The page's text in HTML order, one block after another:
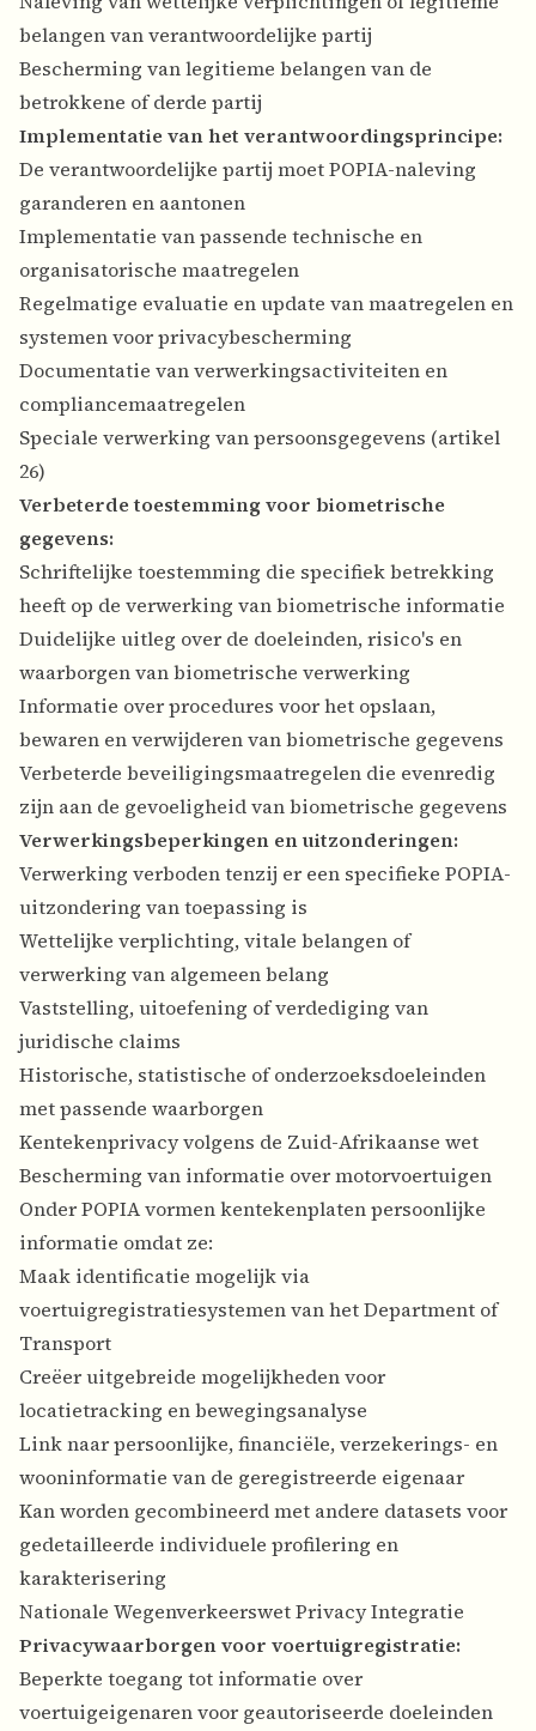
belangen van verantwoordelijke partij
Bescherming van legitieme belangen van de
betrokkene of derde partij
Implementatie van het verantwoordingsprincipe:
De verantwoordelijke partij moet POPIA-naleving
garanderen en aantonen
Implementatie van passende technische en
organisatorische maatregelen
Regelmatige evaluatie en update van maatregelen en
systemen voor privacybescherming
Documentatie van verwerkingsactiviteiten en
compliancemaatregelen
Speciale verwerking van persoonsgegevens (artikel
26)
Verbeterde toestemming voor biometrische
gegevens:
Schriftelijke toestemming die specifiek betrekking
heeft op de verwerking van biometrische informatie
Duidelijke uitleg over de doeleinden, risico's en
waarborgen van biometrische verwerking
Informatie over procedures voor het opslaan,
bewaren en verwijderen van biometrische gegevens
Verbeterde beveiligingsmaatregelen die evenredig
zijn aan de gevoeligheid van biometrische gegevens
Verwerkingsbeperkingen en uitzonderingen:
Verwerking verboden tenzij er een specifieke POPIA-
uitzondering van toepassing is
Wettelijke verplichting, vitale belangen of
verwerking van algemeen belang
Vaststelling, uitoefening of verdediging van
juridische claims
Historische, statistische of onderzoeksdoeleinden
met passende waarborgen
Kentekenprivacy volgens de Zuid-Afrikaanse wet
Bescherming van informatie over motorvoertuigen
Onder POPIA vormen kentekenplaten persoonlijke
informatie omdat ze:
Maak identificatie mogelijk via
voertuigregistratiesystemen van het Department of
Transport
Creëer uitgebreide mogelijkheden voor
locatietracking en bewegingsanalyse
Link naar persoonlijke, financiële, verzekerings- en
wooninformatie van de geregistreerde eigenaar
Kan worden gecombineerd met andere datasets voor
gedetailleerde individuele profilering en
karakterisering
Nationale Wegenverkeerswet Privacy Integratie
Privacywaarborgen voor voertuigregistratie:
Beperkte toegang tot informatie over
voertuigeigenaren voor geautoriseerde doeleinden